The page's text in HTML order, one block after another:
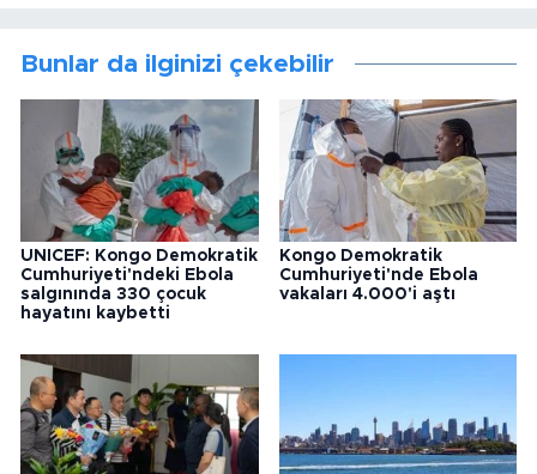
Bunlar da ilginizi çekebilir
UNICEF: Kongo Demokratik
Cumhuriyeti'ndeki Ebola
salgınında 330 çocuk
hayatını kaybetti
Kongo Demokratik
Cumhuriyeti'nde Ebola
vakaları 4.000'i aştı